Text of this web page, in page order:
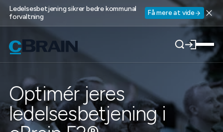
Ledelsesbetjening sikrer bedre kommunal
forvaltning
Få mere at vide
Optimér jeres
ledelsesbetjening i